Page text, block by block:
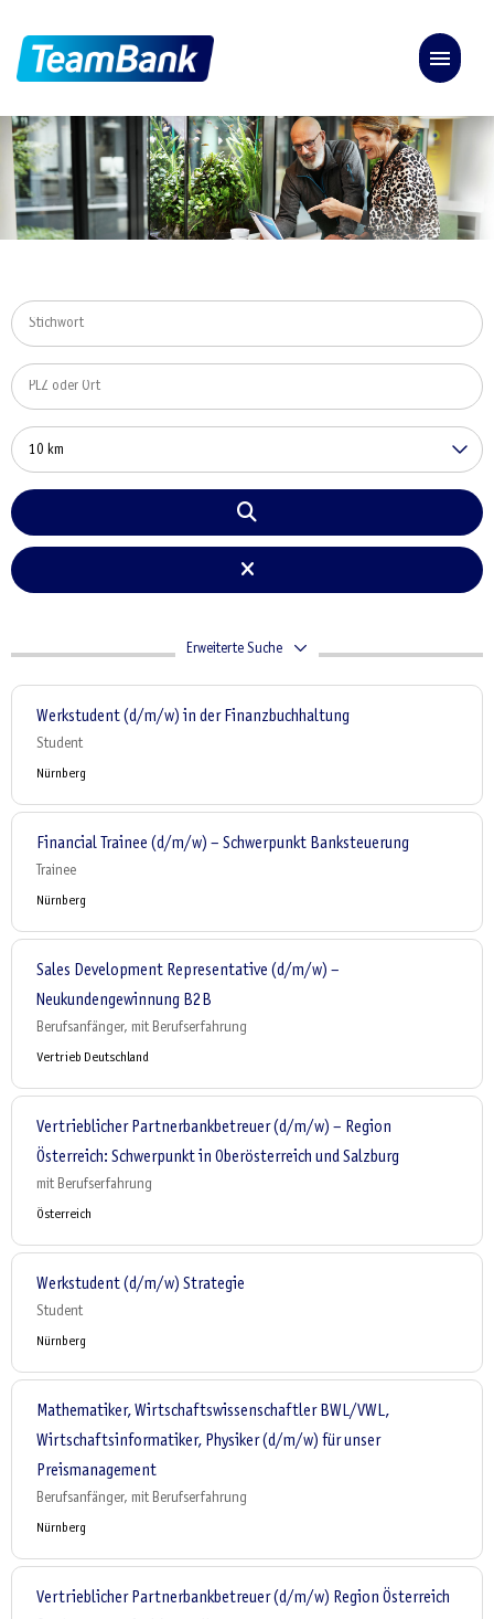
Stellenangebote
TeamBank Deutschland
FAQ
10 km
Erweiterte Suche
Werkstudent (d/m/w) in der Finanzbuchhaltung
Student
Nürnberg
Financial Trainee (d/m/w) – Schwerpunkt Banksteuerung
Trainee
Nürnberg
Sales Development Representative (d/m/w) –
Neukundengewinnung B2B
Berufsanfänger, mit Berufserfahrung
Vertrieb Deutschland
Vertrieblicher Partnerbankbetreuer (d/m/w) – Region
Österreich: Schwerpunkt in Oberösterreich und Salzburg
mit Berufserfahrung
Österreich
Werkstudent (d/m/w) Strategie
Student
Nürnberg
Mathematiker, Wirtschaftswissenschaftler BWL/VWL,
Wirtschaftsinformatiker, Physiker (d/m/w) für unser
Preismanagement
Berufsanfänger, mit Berufserfahrung
Nürnberg
Vertrieblicher Partnerbankbetreuer (d/m/w) Region Österreich